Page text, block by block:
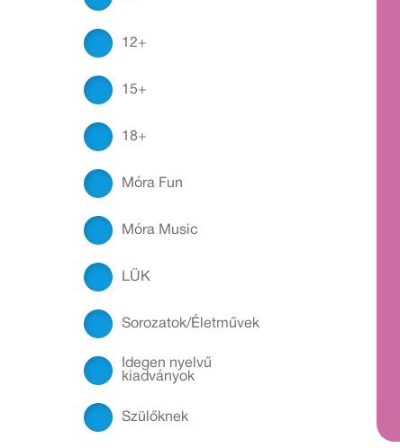
12+
15+
18+
Móra Fun
Móra Music
LÜK
Sorozatok/Életművek
Idegen nyelvű
kiadványok
Szülőknek